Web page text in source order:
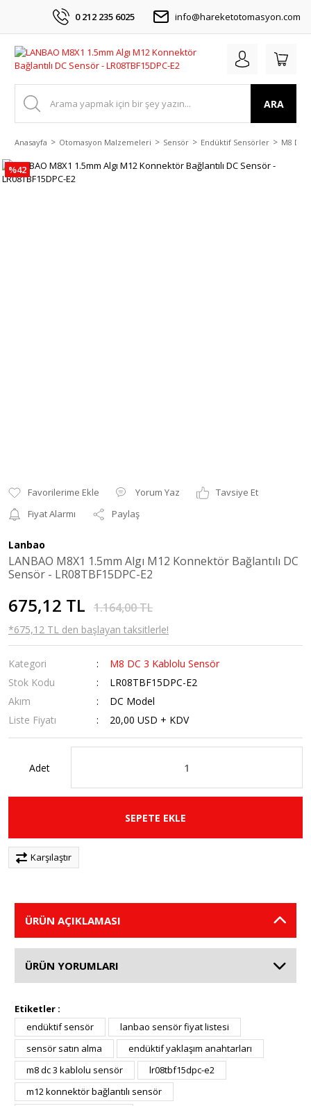
0 212 235 6025 info@hareketotomasyon.com
ARA
Anasayfa Otomasyon Malzemeleri Sensör Endüktif Sensörler M8 DC
%42
Yorum Yaz
Tavsiye Et
Fiyat Alarmı
Paylaş
Lanbao
LANBAO M8X1 1.5mm Algı M12 Konnektör Bağlantılı DC
Sensör - LR08TBF15DPC-E2
675,12 TL 1.164,00 TL
*675,12 TL den başlayan taksitlerle!
Kategori
M8 DC 3 Kablolu Sensör
Stok Kodu
LR08TBF15DPC-E2
Akım
DC Model
Liste Fiyatı
20,00 USD + KDV
Adet
SEPETE EKLE
Karşılaştır
ÜRÜN AÇIKLAMASI
ÜRÜN YORUMLARI
Etiketler :
endüktif sensör
lanbao sensör fiyat listesi
sensör satın alma
endüktif yaklaşım anahtarları
m8 dc 3 kablolu sensör
lr08tbf15dpc-e2
m12 konnektör bağlantılı sensör